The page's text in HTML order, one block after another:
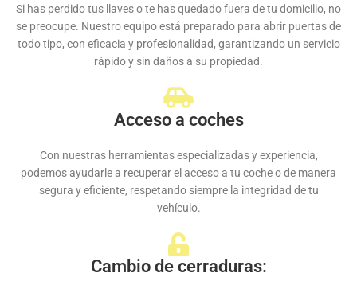
Si has perdido tus llaves o te has quedado fuera de tu domicilio, no
se preocupe. Nuestro equipo está preparado para abrir puertas de
todo tipo, con eficacia y profesionalidad, garantizando un servicio
rápido y sin daños a su propiedad.
Acceso a coches
Con nuestras herramientas especializadas y experiencia,
podemos ayudarle a recuperar el acceso a tu coche o de manera
segura y eficiente, respetando siempre la integridad de tu
vehículo.
Cambio de cerraduras: